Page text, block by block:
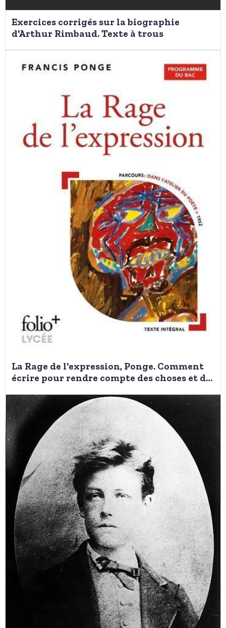
Exercices corrigés sur la biographie
d'Arthur Rimbaud. Texte à trous
La Rage de l'expression, Ponge. Comment
écrire pour rendre compte des choses et du